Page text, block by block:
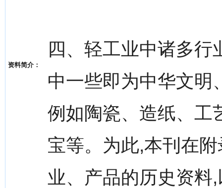
资料简介：
四、轻工业中诸多
中一些即为中华文明
例如陶瓷、造纸、工
宝等。为此,本刊在
业、产品的历史资料